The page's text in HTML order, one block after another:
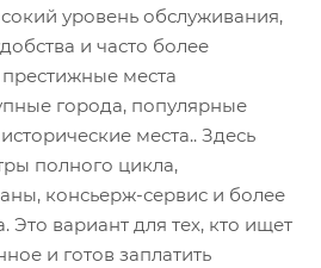
уровень обслуживания,
и часто более
места
города, популярные
места.. Здесь
полного цикла,
консьерж-сервис и более
вариант для тех, кто ищет
и готов заплатить